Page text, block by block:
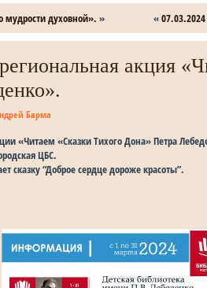
мудрости духовной». » «
акция
Барма
«Читаем «Сказки Тихого Дона» Петра
ЦБС.
сказку “Доброе сердце дороже красоты”.